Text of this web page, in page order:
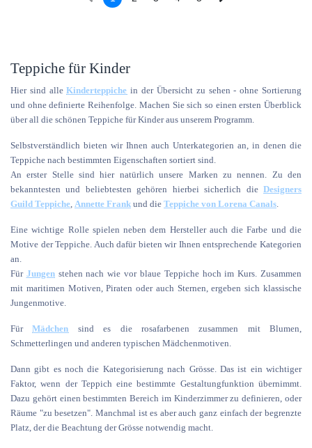
Teppiche für Kinder
Hier sind alleKinderteppiche in der Übersicht zu sehen - ohne Sortierung
und ohne definierte Reihenfolge. Machen Sie sich so einen ersten Überblick
über all die schönen Teppiche für Kinder aus unserem Programm.
Selbstverständlich bieten wir Ihnen auch Unterkategorien an, in denen die
Teppiche nach bestimmten Eigenschaften sortiert sind.
An erster Stelle sind hier natürlich unsere Marken zu nennen. Zu den
bekanntesten und beliebtesten gehören hierbei sicherlich die Designers
Guild Teppiche, Annette Frank und die Teppiche von Lorena Canals.
Eine wichtige Rolle spielen neben dem Hersteller auch die Farbe und die
Motive der Teppiche. Auch dafür bieten wir Ihnen entsprechende Kategorien
an.
Für Jungenstehen nach wie vor blaue Teppiche hoch im Kurs. Zusammen
mit maritimen Motiven, Piraten oder auch Sternen, ergeben sich klassische
Jungenmotive.
FürMädchen sind es die rosafarbenen zusammen mit Blumen,
Schmetterlingen und anderen typischen Mädchenmotiven.
Dann gibt es noch die Kategorisierung nach Grösse. Das ist ein wichtiger
Faktor, wenn der Teppich eine bestimmte Gestaltungfunktion übernimmt.
Dazu gehört einen bestimmten Bereich im Kinderzimmer zu definieren, oder
Räume "zu besetzen". Manchmal ist es aber auch ganz einfach der begrenzte
Platz, der die Beachtung der Grösse notwendig macht.